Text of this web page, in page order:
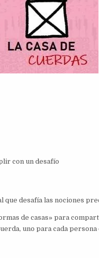
con un desafío
que desafía las nociones
de casas» para
uno para cada persona